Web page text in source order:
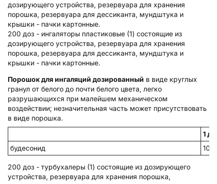
дозирующего устройства, резервуара для хранения
порошка, резервуара для дессиканта, мундштука и
крышки - пачки картонные.
200 доз - ингаляторы пластиковые (1) состоящие из
дозирующего устройства, резервуара для хранения
порошка, резервуара для дессиканта, мундштука и
крышки - пачки картонные.
Порошок для ингаляций дозированный в виде круглых
гранул от белого до почти белого цвета, легко
разрушающихся при малейшем механическом
воздействии; незначительная часть может присутствовать
в виде порошка.
1
будесонид
100
200 доз - турбухалеры (1) состоящие из дозирующего
устройства, резервуара для хранения порошка,